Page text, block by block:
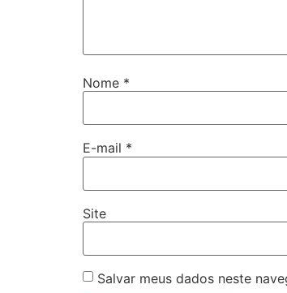
Nome *
E-mail *
Site
Salvar meus dados neste